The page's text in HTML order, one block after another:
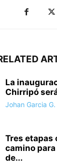
La
Chirripó
Johan Garcia G.
Tres etapas
camino
de...